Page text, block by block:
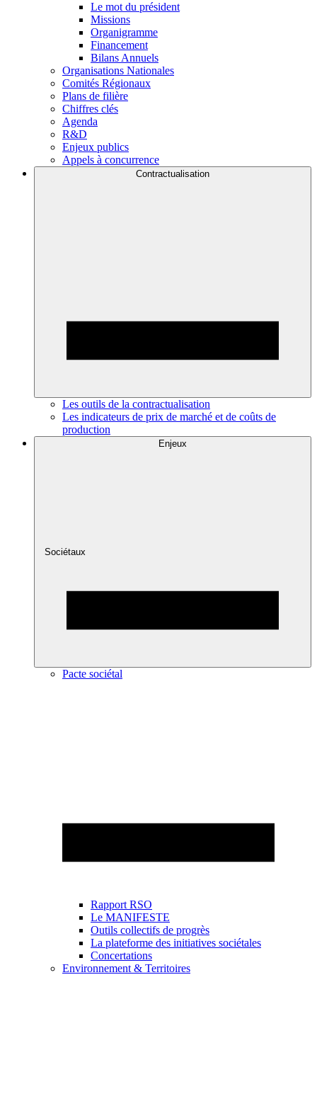
Le mot du président
Missions
Organigramme
Financement
Bilans Annuels
Organisations Nationales
Comités Régionaux
Plans de filière
Chiffres clés
Agenda
R&D
Enjeux publics
Appels à concurrence
Contractualisation
Les outils de la contractualisation
Les indicateurs de prix de marché et de coûts de
production
Enjeux
Sociétaux
Pacte sociétal
Rapport RSO
Le MANIFESTE
Outils collectifs de progrès
La plateforme des initiatives sociétales
Concertations
Environnement & Territoires